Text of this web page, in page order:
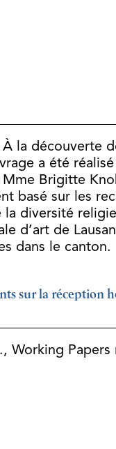
la découverte
a été
Brigitte
basé sur les
diversité
d’art de
dans le canton.
sur la réception
Papers